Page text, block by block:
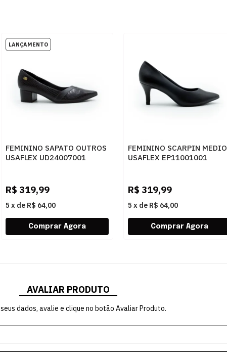
FEMININO SAPATO OUTROS
USAFLEX UD24007001
R$ 319,99
5 x de R$ 64,00
FEMININO SCARPIN MEDIO
USAFLEX EP11001001
R$ 319,99
5 x de R$ 64,00
AVALIAR PRODUTO
dados, avalie e clique no botão Avaliar Produto.